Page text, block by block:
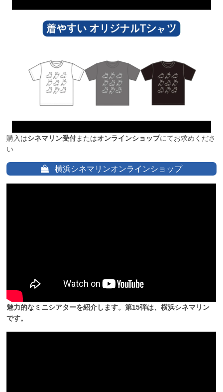
購入はシネマリン受付またはオンラインショップにてお求めくださ
い
横浜シネマリンオンラインショップ
魅力的なミニシアターを紹介します。第15弾は、横浜シネマリン
です。